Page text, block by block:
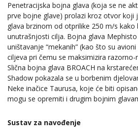
Penetracijska bojna glava (koja se ne
prve bojne glave) prolazi kroz otvor koji
glava brzinom od otprilike 250 m/s kako
unutrašnjosti cilja. Bojna glava
uništavanje “mekanih” (kao što su
ciljeva pri čemu se maksimizira razorno-
Slična bojna glava BROACH na
Shadow pokazala se u borbenim
Neke inačice Taurusa, koje će biti
mogu se opremiti i drugim bojnim
Sustav za navođenje